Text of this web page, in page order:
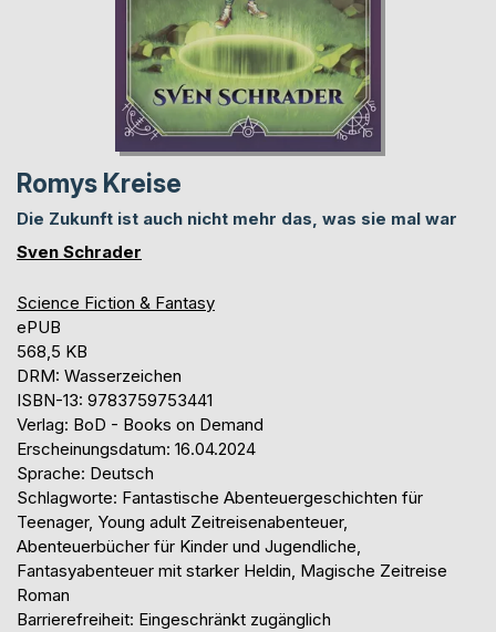
Romys Kreise
Die Zukunft ist auch nicht mehr das, was sie mal war
Sven Schrader
Science Fiction & Fantasy
ePUB
568,5 KB
DRM: Wasserzeichen
ISBN-13: 9783759753441
Verlag: BoD - Books on Demand
Erscheinungsdatum: 16.04.2024
Sprache: Deutsch
Schlagworte: Fantastische Abenteuergeschichten für
Teenager, Young adult Zeitreisenabenteuer,
Abenteuerbücher für Kinder und Jugendliche,
Fantasyabenteuer mit starker Heldin, Magische Zeitreise
Roman
Barrierefreiheit: Eingeschränkt zugänglich